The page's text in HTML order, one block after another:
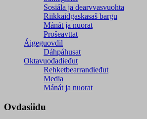
Sosiála ja dearvvasvuohta
Riikkaidgaskasaš bargu
Mánát ja nuorat
Prošeavttat
Áigeguovdil
Dáhpáhusat
Oktavuođadieđut
Rehketbearrandieđut
Media
Mánát ja nuorat
Ovdasiidu